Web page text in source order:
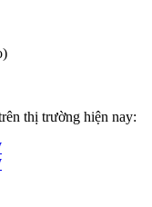
thị trường hiện nay: